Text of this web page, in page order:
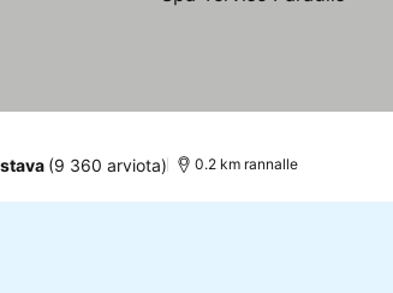
(9 360 arviota) 0.2 km rannalle